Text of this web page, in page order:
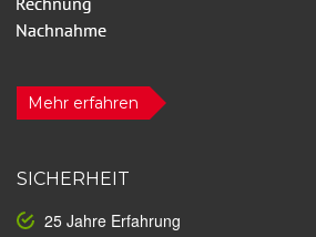
Mehr erfahren
SICHERHEIT
25 Jahre Erfahrung